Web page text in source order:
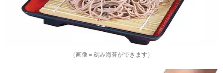
（画像＝刻み海苔ができます）